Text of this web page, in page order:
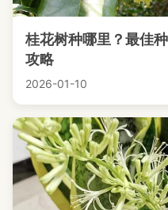
桂花树种哪里？最佳
攻略
2026-01-10